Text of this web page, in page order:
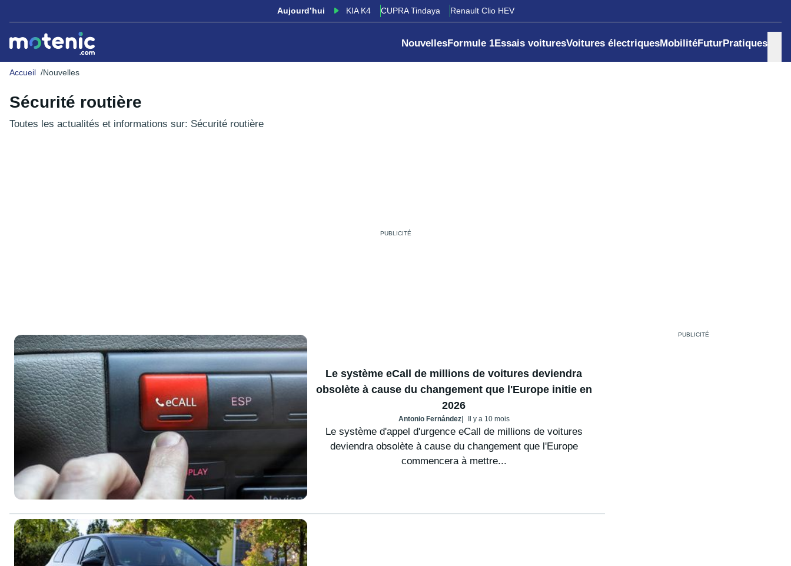
Aujourd’hui KIA K4 CUPRA Tindaya Renault Clio HEV
NouvellesFormule 1Essais voituresVoitures électriquesMobilitéFuturPratiques
Accueil Nouvelles
Sécurité routière
Toutes les actualités et informations sur: Sécurité routière
Le système eCall de millions de voitures deviendra
obsolète à cause du changement que l'Europe initie en
2026
Antonio Fernández Il y a 10 mois
Le système d'appel d'urgence eCall de millions de voitures
deviendra obsolète à cause du changement que l'Europe
commencera à mettre...